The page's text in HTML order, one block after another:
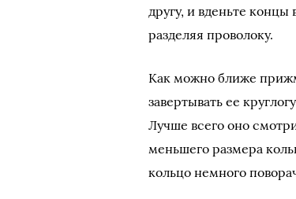
другу, и вденьте
разделяя проволоку.
Как можно ближе
завертывать ее
Лучше всего оно
меньшего размера
кольцо немного